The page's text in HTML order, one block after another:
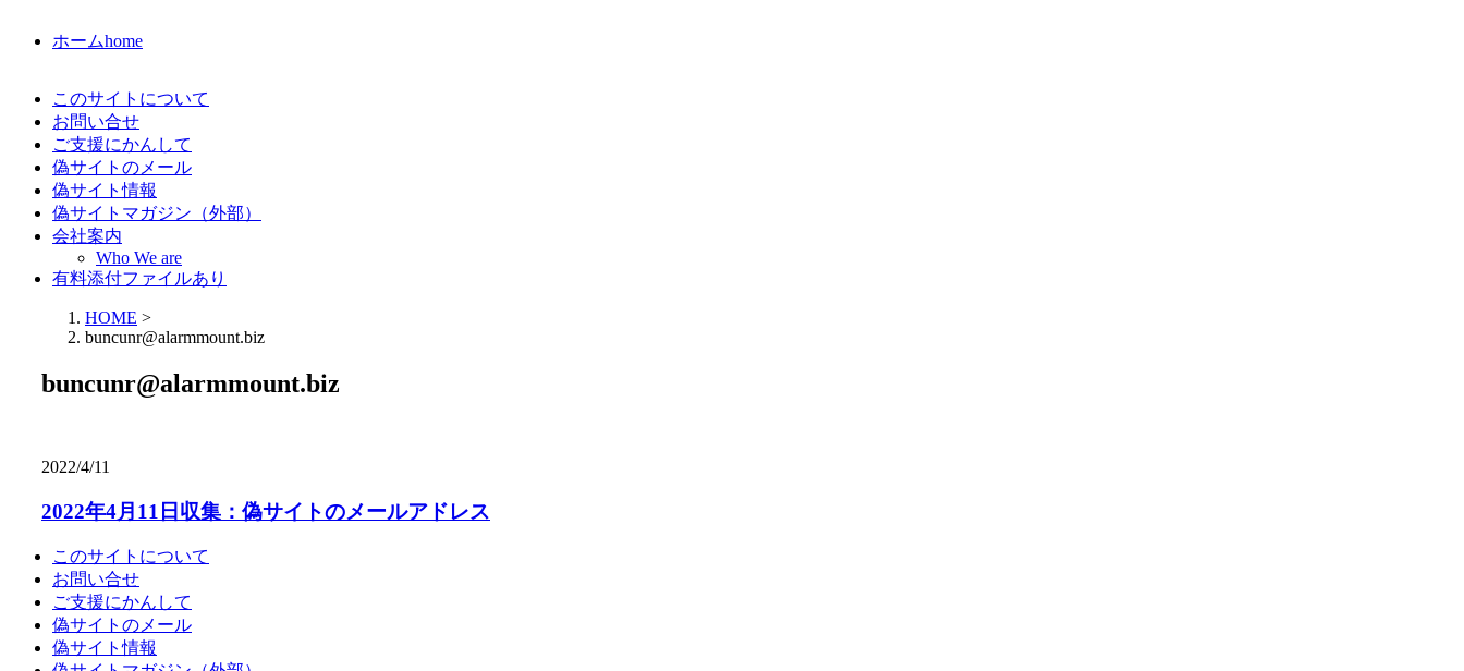
ホームhome
このサイトについて
お問い合せ
ご支援にかんして
偽サイトのメール
偽サイト情報
偽サイトマガジン（外部）
会社案内
Who We are
有料添付ファイルあり
HOME >
buncunr@alarmmount.biz
buncunr@alarmmount.biz
2022/4/11
2022年4月11日収集：偽サイトのメールアドレス
このサイトについて
お問い合せ
ご支援にかんして
偽サイトのメール
偽サイト情報